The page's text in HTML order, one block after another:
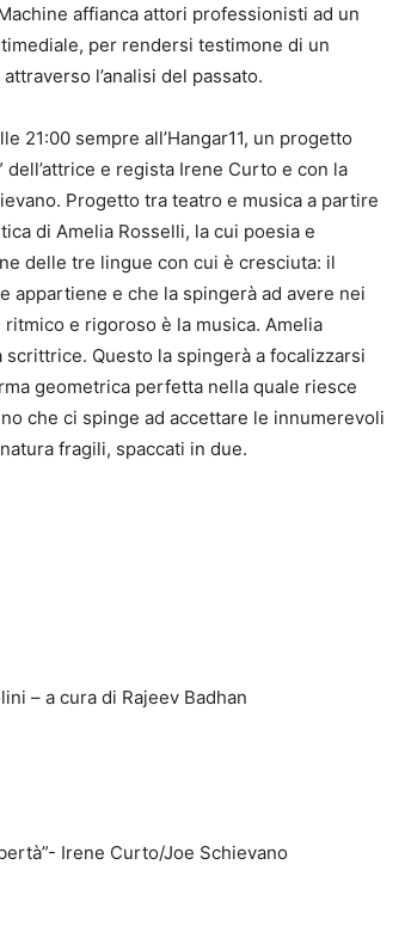
affianca attori professionisti ad un
per rendersi testimone di un
l’analisi del passato.
21:00 sempre all’Hangar11, un progetto
e regista Irene Curto e con la
Progetto tra teatro e musica a partire
di Amelia Rosselli, la cui poesia e
delle tre lingue con cui è cresciuta: il
appartiene e che la spingerà ad avere nei
e rigoroso è la musica. Amelia
Questo la spingerà a focalizzarsi
geometrica perfetta nella quale riesce
che ci spinge ad accettare le innumerevoli
fragili, spaccati in due.
– a cura di Rajeev Badhan
Irene Curto/Joe Schievano